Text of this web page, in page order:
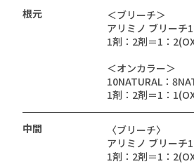
根元
＜ブリーチ＞
アリミノ ブリーチ
1剤：2剤＝1：
＜オンカラー＞
10NATURAL：
1剤：2剤＝1：
中間
〈ブリーチ〉
アリミノ ブリーチ
1剤：2剤＝1：